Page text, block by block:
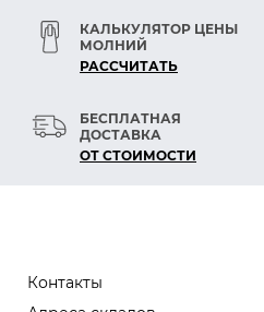
КАЛЬКУЛЯТОР ЦЕНЫ
МОЛНИЙ
РАСCЧИТАТЬ
БЕСПЛАТНАЯ
ДОСТАВКА
ОТ СТОИМОСТИ
Контакты